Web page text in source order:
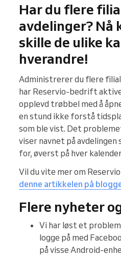
Har du flere
avdelinger? Nå
skille de ulike
hverandre!
Administrerer du flere
har Reservio-bedrift
opplevd trøbbel med å
en stund ikke forstå
som ble vist. Det
viser navnet på avdelingen
for, øverst på hver
Vil du vite mer om
denne artikkelen på
Flere nyheter
Vi har løst et
logge på med
på visse Android-